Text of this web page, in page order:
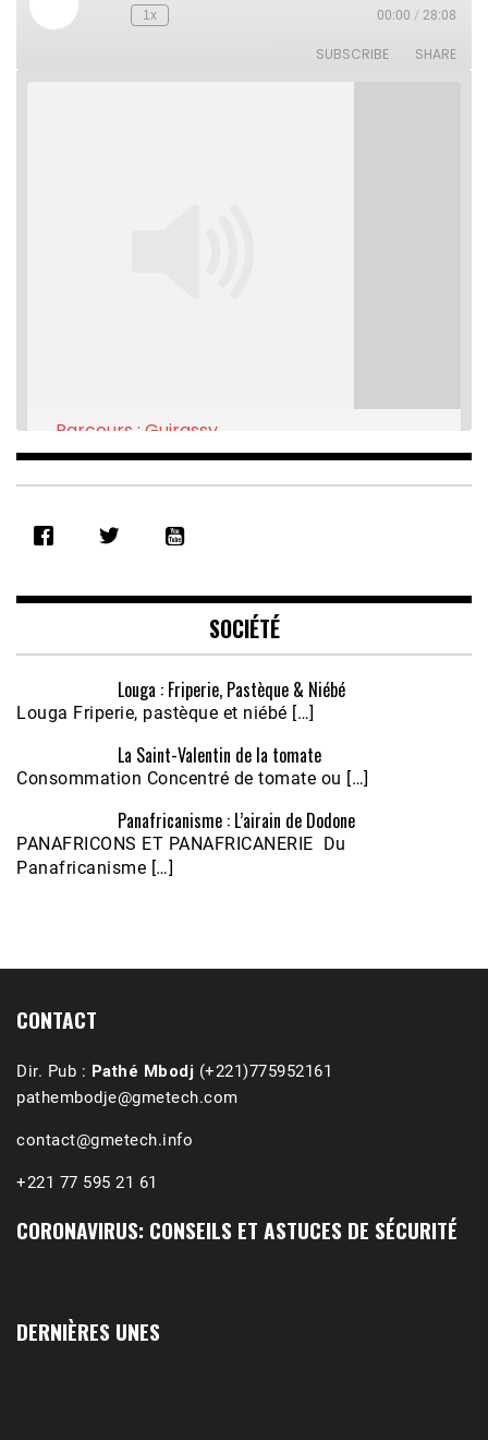
Play
Episode
Rewind
1x 00:00 / 28:08
SUBSCRIBE SHARE
RSS FEED
EMBED
Parcours : Guirassy
Feb 16, 2021 • 28:08
Écoutez le parcours de Claudiane Kapia
Nobana (Podologue)
Feb 24, 2021 • 28mn
1988-1989 :  La polémique de Guidimakha
SOCIÉTÉ
Louga : Friperie, Pastèque & Niébé
Louga Friperie, pastèque et niébé […]
La Saint-Valentin de la tomate
Consommation Concentré de tomate ou […]
Panafricanisme : L’airain de Dodone
PANAFRICONS ET PANAFRICANERIE Du
Panafricanisme […]
CONTACT
Dir. Pub : Pathé Mbodj (+221)775952161
pathembodje@gmetech.com
contact@gmetech.info
+221 77 595 21 61
CORONAVIRUS: CONSEILS ET ASTUCES DE SÉCURITÉ
DERNIÈRES UNES